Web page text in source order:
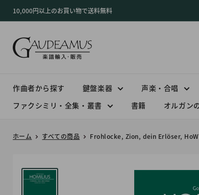
ン
10,000円以上のお買い物で送料無料
作曲者から探す 鍵盤楽器 声楽・合唱
ファクシミリ・全集・叢書
書籍 オルガン
ホーム すべての商品 Frohlocke, Zion, dein Erlöser,